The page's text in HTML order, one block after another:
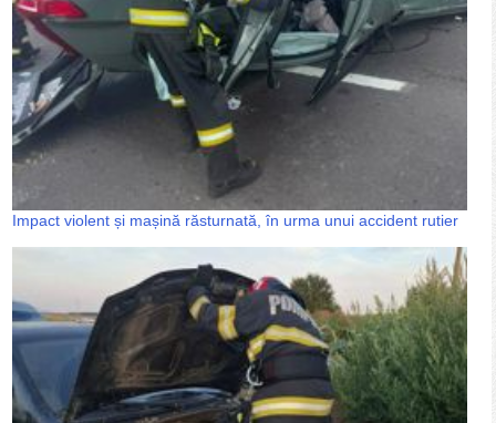
Impact violent și mașină răsturnată, în urma unui accident rutier